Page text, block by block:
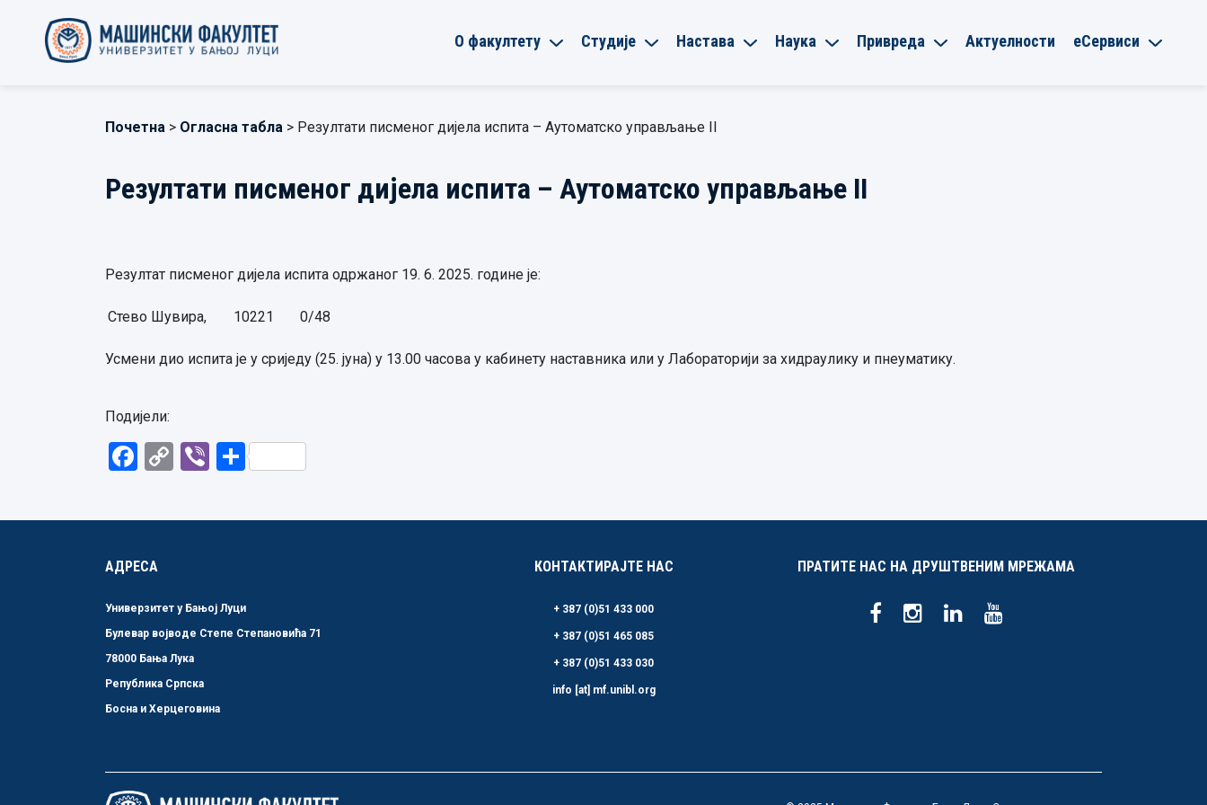
О факултету Студије Настава Наука Привреда Актуелности еСервиси
Почетна > Огласна табла > Резултати писменог дијела испита – Аутоматско управљање II
Резултати писменог дијела испита – Аутоматско управљање II
Резултат писменог дијела испита одржаног 19. 6. 2025. године је:
Стево Шувира, 10221 0/48
Усмени дио испита је у сриједу (25. јуна) у 13.00 часова у кабинету наставника или у Лабораторији за хидраулику и пнеуматику.
Подијели:
Facebook
CopyViberShare
АДРЕСА
Универзитет у Бањој Луци
Булевар војводе Степе Степановића 71
78000 Бања Лука
Република Српска
Босна и Херцеговина
КОНТАКТИРАЈТЕ НАС
+ 387 (0)51 433 000
+ 387 (0)51 465 085
+ 387 (0)51 433 030
info [at] mf.unibl.org
ПРАТИТЕ НАС НА ДРУШТВЕНИМ МРЕЖАМА